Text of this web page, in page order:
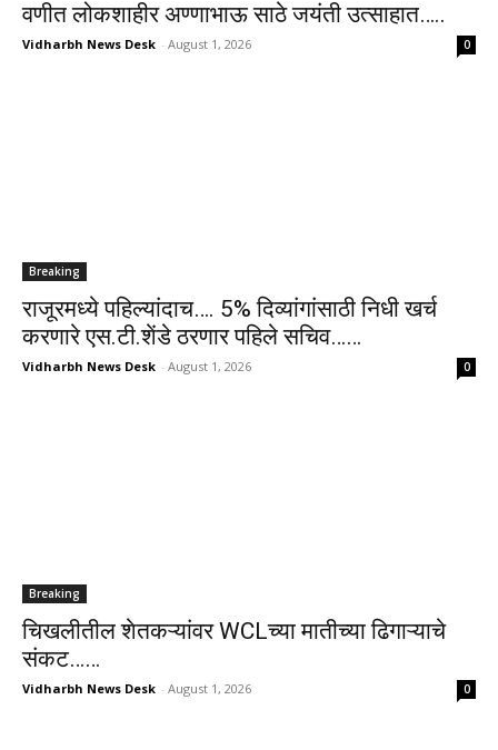
वणीत लोकशाहीर अण्णाभाऊ साठे जयंती उत्साहात…..
Vidharbh News Desk - August 1, 2026 0
Breaking
राजूरमध्ये पहिल्यांदाच…. 5% दिव्यांगांसाठी निधी खर्च
करणारे एस.टी.शेंडे ठरणार पहिले सचिव……
Vidharbh News Desk - August 1, 2026 0
Breaking
चिखलीतील शेतकऱ्यांवर WCLच्या मातीच्या ढिगाऱ्याचे
संकट……
Vidharbh News Desk - August 1, 2026 0